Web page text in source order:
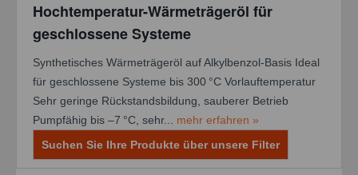
Hochtemperatur-Wärmeträgeröl für
geschlossene Systeme
Synthetisches Wärmeträgeröl auf Alkylbenzol-Basis Ideal
für geschlossene Systeme bis 300 °C Vorlauftemperatur
Sehr geringe Rückstandsbildung, sauberer Betrieb
Pumpfähig bis –7 °C, sehr... mehr erfahren »
Suchen Sie Ihre Produkte über unsere Filter